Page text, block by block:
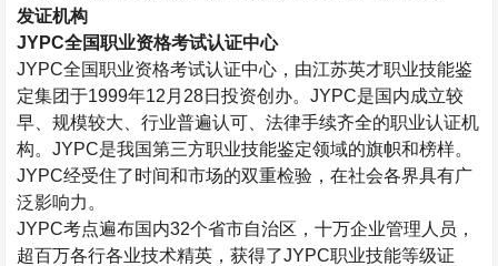
发证机构
JYPC全国职业资格考试认证中心
JYPC全国职业资格考试认证中心，由江苏英才职业技能鉴
定集团于1999年12 月 28日投资创办。JYPC是国内成立较
早、规模较大、行业普遍认可、法律手续齐全的职业认证机
构。JYPC是我国第三方职业技能鉴定领域的旗帜和榜样。
JYPC经受住了时间和市场的双重检验，在社会各界具有广
泛影响力。
JYPC考点遍布国内32个省市自治区，十万企业管理人员，
超百万各行各业技术精英，获得了JYPC职业技能等级证